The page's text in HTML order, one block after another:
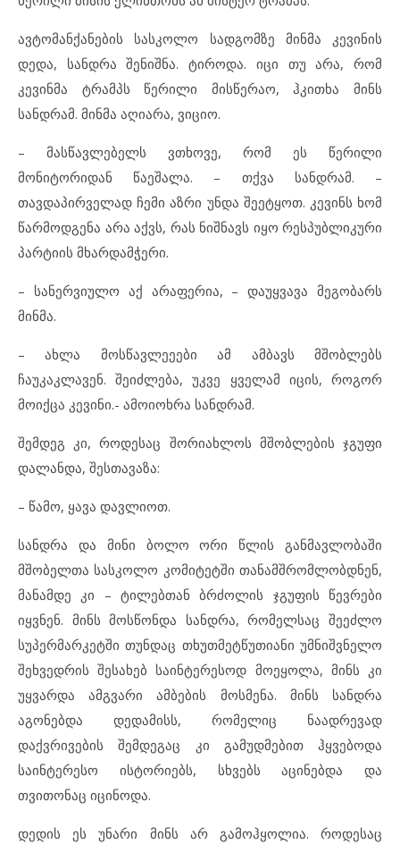
ავტომანქანების სასკოლო სადგომზე მინმა კევინის
დედა, სანდრა შენიშნა. ტიროდა. იცი თუ არა, რომ
კევინმა ტრამპს წერილი მისწერაო, ჰკითხა მინს
სანდრამ. მინმა აღიარა, ვიციო.
– მასწავლებელს ვთხოვე, რომ ეს წერილი
მონიტორიდან წაეშალა. – თქვა სანდრამ. –
თავდაპირველად ჩემი აზრი უნდა შეეტყოთ. კევინს ხომ
წარმოდგენა არა აქვს, რას ნიშნავს იყო რესპუბლიკური
პარტიის მხარდამჭერი.
– სანერვიულო აქ არაფერია, – დაუყვავა მეგობარს
მინმა.
– ახლა მოსწავლეეები ამ ამბავს მშობლებს
ჩაუკაკლავენ. შეიძლება, უკვე ყველამ იცის, როგორ
მოიქცა კევინი.- ამოიოხრა სანდრამ.
შემდეგ კი, როდესაც შორიახლოს მშობლების ჯგუფი
დალანდა, შესთავაზა:
– წამო, ყავა დავლიოთ.
სანდრა და მინი ბოლო ორი წლის განმავლობაში
მშობელთა სასკოლო კომიტეტში თანამშრომლობდნენ,
მანამდე კი – ტილებთან ბრძოლის ჯგუფის წევრები
იყვნენ. მინს მოსწონდა სანდრა, რომელსაც შეეძლო
სუპერმარკეტში თუნდაც თხუთმეტწუთიანი უმნიშვნელო
შეხვედრის შესახებ საინტერესოდ მოეყოლა, მინს კი
უყვარდა ამგვარი ამბების მოსმენა. მინს სანდრა
აგონებდა დედამისს, რომელიც ნაადრევად
დაქვრივების შემდეგაც კი გამუდმებით ჰყვებოდა
საინტერესო ისტორიებს, სხვებს აცინებდა და
თვითონაც იცინოდა.
დედის ეს უნარი მინს არ გამოჰყოლია. როდესაც